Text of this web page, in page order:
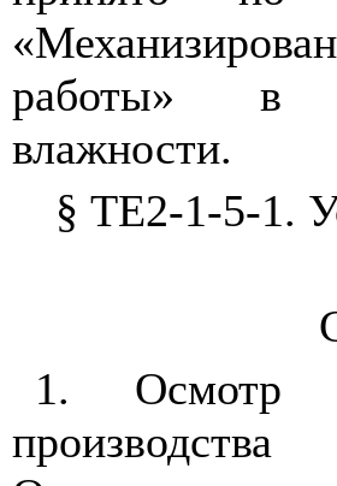
работы» в
влажности.
§ ТЕ2-1-5-1.
1. Осмотр